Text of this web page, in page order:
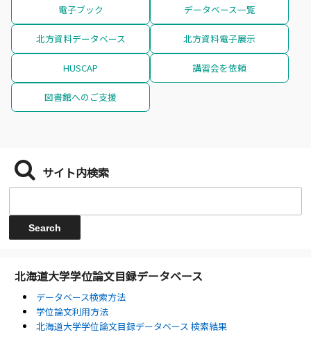
電子ブック データベース一覧
北方資料データベース 北方資料電子展示
HUSCAP 講習会を依頼
図書館へのご支援
サイト内検索
北海道大学学位論文目録データベース
データベース検索方法
学位論文利用方法
北海道大学学位論文目録データベース 検索結果